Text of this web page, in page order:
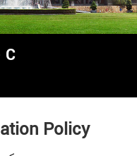
Policy